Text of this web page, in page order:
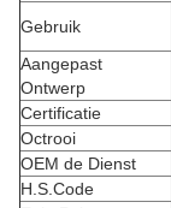
Gebruik
Aangepast
Ontwerp
Certificatie
Octrooi
OEM de Dienst
H.S.Code